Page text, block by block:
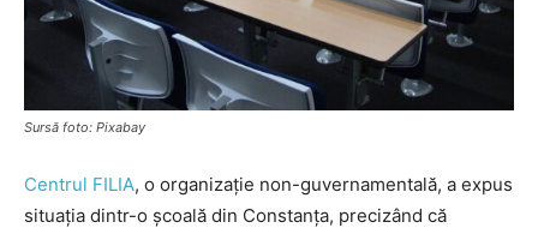
Sursă foto: Pixabay
Centrul FILIA, o organizație non-guvernamentală, a expus
situația dintr-o școală din Constanța, precizând că